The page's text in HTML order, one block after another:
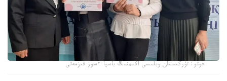
فوتو: تۇركىستان وبلىسى اكىمنىڭ باسپا ءسوز قىزمەتى